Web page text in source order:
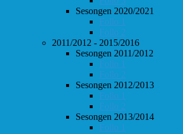
Sesongen 2020/2021
Follo 1
Follo 2
2011/2012 - 2015/2016
Sesongen 2011/2012
Follo 1
Follo 2
Sesongen 2012/2013
Follo 1
Follo 2
Sesongen 2013/2014
Follo 1